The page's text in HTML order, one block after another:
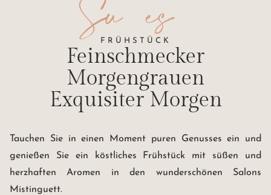
FRÜHSTÜCK
Feinschmecker
Morgengrauen
Exquisiter Morgen
Süßes
Tauchen Sie in einen Moment puren Genusses ein und
genießen Sie ein köstliches Frühstück mit süßen und
herzhaften Aromen in den wunderschönen Salons
Mistinguett.